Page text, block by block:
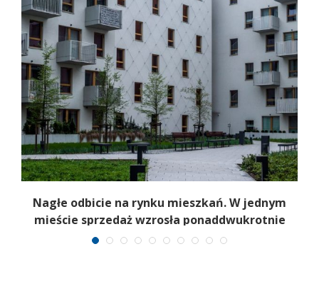
Nagłe odbicie na rynku mieszkań. W jednym
mieście sprzedaż wzrosła ponaddwukrotnie